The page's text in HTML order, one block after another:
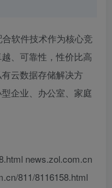
软件技术作为核心竞
、可靠性，性价比高
云数据存储解决方
企业、办公室、家庭
news.zol.com.cn
811/8116158.html